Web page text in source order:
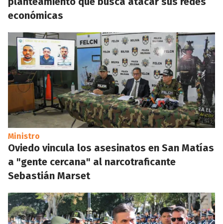
económicas
Ministro
Oviedo vincula los asesinatos en San Matías
a "gente cercana" al narcotraficante
Sebastián Marset